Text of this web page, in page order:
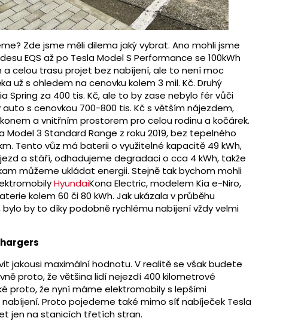
Zde jsme měli dilema jaký vybrat. Ano mohli jsme
EQS až po Tesla Model S Performance se 100kWh
celou trasu projet bez nabíjení, ale to není moc
už s ohledem na cenovku kolem 3 mil. Kč. Druhý
Spring za 400 tis. Kč, ale to by zase nebylo fér vůči
s cenovkou 700-800 tis. Kč s větším nájezdem,
a vnitřním prostorem pro celou rodinu a kočárek.
3 Standard Range z roku 2019, bez tepelného
Tento vůz má baterii o využitelné kapacitě 49 kWh,
a stáří, odhadujeme degradaci o cca 4 kWh, takže
můžeme ukládat energii. Stejně tak bychom mohli
HyundaiKona Electric, modelem Kia e-Niro,
kolem 60 či 80 kWh. Jak ukázala v průběhu
by to díky podobně rychlému nabíjení vždy velmi
jakousi maximální hodnotu. V realitě se však budete
proto, že většina lidí nejezdí 400 kilometrové
proto, že nyní máme elektromobily s lepšími
Proto pojedeme také mimo síť nabíječek Tesla
jen na stanicích třetích stran.